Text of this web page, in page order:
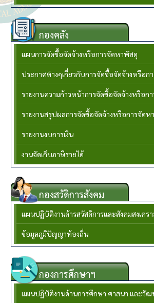
กองคลัง
แผนการจัดซื้อจัดจ้างหรือการจัดหาพัสดุ
ประกาศต่างๆเกี่ยวกับการจัดซื้อจัดจ้างหรือก
รายงานความก้าวหน้าการจัดซื้อจัดจ้างหรือก
รายงานสรุปผลการจัดซื้อจัดจ้างหรือการจัด
รายงานงบการเงิน
งานจัดเก็บภาษีรายได้
กองสวัดิการสังคม
แผนปฏิบัติงานด้ารสวัสดิการและสังคมสงเคร
ข้อมูลภูมิปัญญาท้องถิ่น
กองการศึกษาฯ
แผนปฏิบัติงานด้านการศึกษา ศาสนา และวัฒ